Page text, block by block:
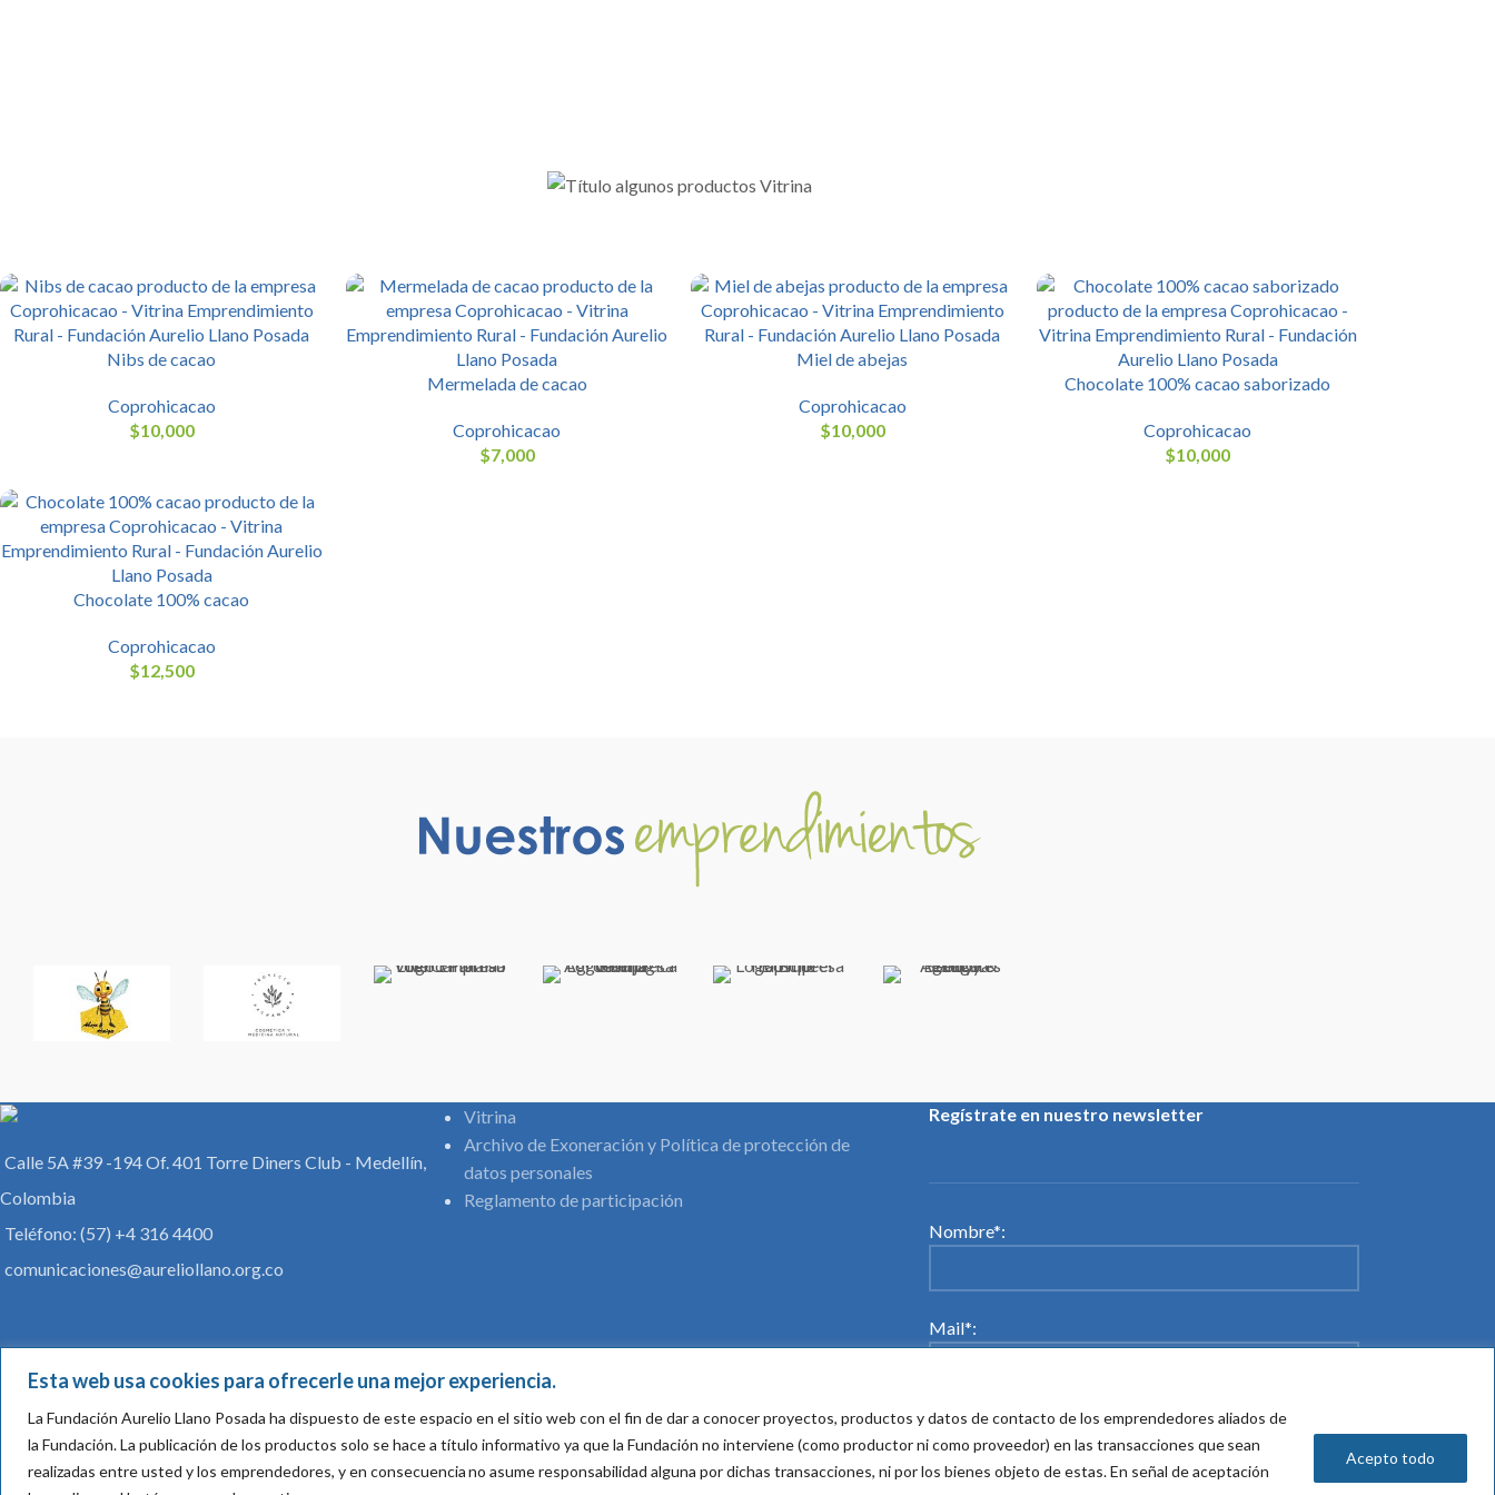
Esta web usa cookies para ofrecerle una mejor experiencia.
La Fundación Aurelio Llano Posada ha dispuesto de este espacio en el sitio web con el fin de dar a conocer proyectos, productos y datos de contacto de los emprendedores aliados de
la Fundación.La publicación de los productos solo se hace a título informativo ya que la Fundación no interviene (como productor ni como proveedor) en las transacciones que sean
realizadas entre usted y los emprendedores, y en consecuenciano asume responsabilidad alguna por dichas transacciones, ni por los bienes objeto deestas. En señal de aceptación
Acepto todo
Nibs de cacao
Coprohicacao
$10,000
Mermelada de cacao
Coprohicacao
$7,000
Miel de abejas
Coprohicacao
$10,000
Chocolate 100% cacao saborizado
Coprohicacao
$10,000
Chocolate 100% cacao
Coprohicacao
$12,500
Calle 5A #39 -194 Of. 401 Torre Diners Club - Medellín,
Colombia
Teléfono: (57) +4 316 4400
comunicaciones@aureliollano.org.co
Vitrina
Archivo de Exoneración y Política de protección de
datos personales
Reglamento de participación
Regístrate en nuestro newsletter
Nombre*:
Mail*:
Acepto su política de tratamiento de datos